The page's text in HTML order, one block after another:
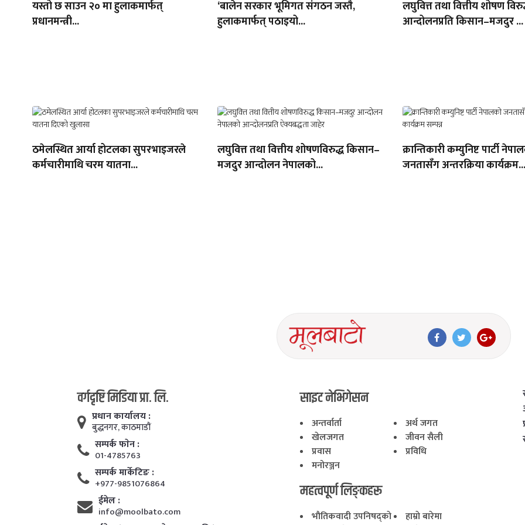
यस्तो छ साउन २० मा हुलाकमार्फत्
प्रधानमन्त्री...
‘बालेन सरकार भूमिगत संगठन जस्तै,
हुलाकमार्फत् पठाइयो...
लघुवित्त तथा वित्तीय शोषण
आन्दोलनप्रति किसान–मजदुर ...
ठमेलस्थित आर्या होटलका सुपरभाइजरले
कर्मचारीमाथि चरम यातना...
लघुवित्त तथा वित्तीय शोषणविरुद्ध किसान–
मजदुर आन्दोलन नेपालको...
क्रान्तिकारी कम्युनिष्ट पार्टी
जनतासँग अन्तरक्रिया कार्यक्रम...
वर्गदृष्टि मिडिया प्रा. लि.
प्रधान कार्यालय :
बुद्धनगर, काठमाडाैं
सम्पर्क फाेन :
01-4785763
सम्पर्क मार्केटिङ :
+977-9851076864
ईमेल :
info@moolbato.com
साइट नेभिगेसन
अन्तर्वार्ता
अर्थ जगत
खेलजगत
जीवन सैली
प्रवास
प्रविधि
मनोरञ्जन
महत्वपूर्ण लिङ्कहरू
भाैतिकवादी उपनिषद्काे
हाम्राे बारेमा